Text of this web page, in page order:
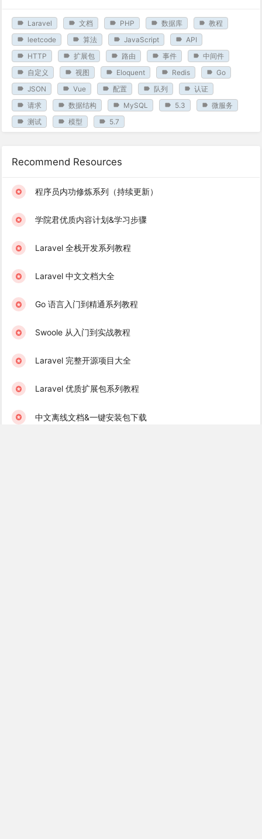
Laravel 文档 PHP 数据库
教程
leetcode
算法 JavaScript
API
HTTP
扩展包 路由 事件
中间件
自定义
视图 Eloquent Redis
Go
JSON
Vue 配置 队列
认证
请求
数据结构 MySQL 5.3
微服务
测试
模型 5.7
Recommend Resources
程序员内功修炼系列（持续更新）
学院君优质内容计划&学习步骤
Laravel 全栈开发系列教程
Laravel 中文文档大全
Go 语言入门到精通系列教程
Swoole 从入门到实战教程
Laravel 完整开源项目大全
Laravel 优质扩展包系列教程
中文离线文档&一键安装包下载